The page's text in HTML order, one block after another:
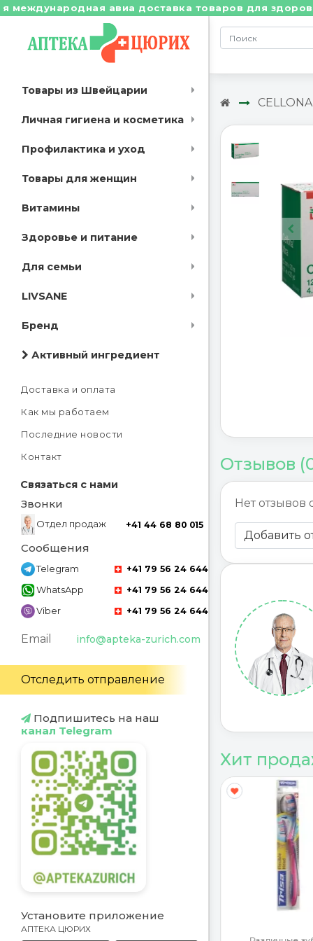
авиа доставка товаров для здоровья
Товары из Швейцарии
Личная гигиена и косметика
Профилактика и уход
Товары для женщин
Витамины
Здоровье и питание
Для семьи
LIVSANE
Бренд
Активный ингредиент
Доставка и оплата
Как мы работаем
Последние новости
Контакт
Связаться с нами
Звонки
Отдел продаж +41 44 68 80 015
Сообщения
Telegram +41 79 56 24 644
WhatsApp +41 79 56 24 644
Viber +41 79 56 24 644
Email info@apteka-zurich.com
Отследить отправление
Подпишитесь на наш
канал Telegram
Установите приложение
АПТЕКА ЦЮРИХ
Отзывов
Нет отзывов
Добавить
Хит
Y